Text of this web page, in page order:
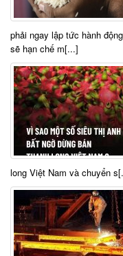
phải ngay lập tức hành
sẽ hạn chế m[...]
long Việt Nam và chuyển